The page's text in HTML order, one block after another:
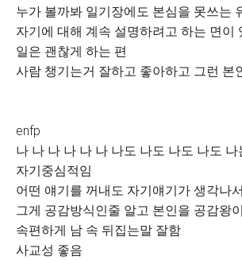
누가 볼까봐 일기장에도 본심을 못쓰는
자기에 대해 계속 설명하려고 하는 면이
일은 괜찮게 하는 편
사람 챙기는거 잘하고 좋아하고 그런 본
enfp
나 나 나 나 나 나 나도 나도 나도 나도 나
자기중심적임
어떤 얘기를 꺼내도 자기얘기가 생각나
그게 공감방식인줄 알고 본인을 공감왕
속편하게 남 속 뒤집는말 잘함
사교성 좋음